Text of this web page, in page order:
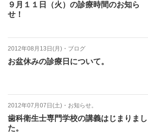
９月１１日（火）の診療時間のお知ら
せ！
2012年08月13日(月) ・ ブログ
お盆休みの診療日について。
2012年07月07日(土) ・ お知らせ。
歯科衛生士専門学校の講義はじまりまし
た。